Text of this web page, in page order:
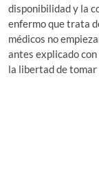
disponibilidad y la
enfermo que trata
médicos no
antes explicado
la libertad de tomar